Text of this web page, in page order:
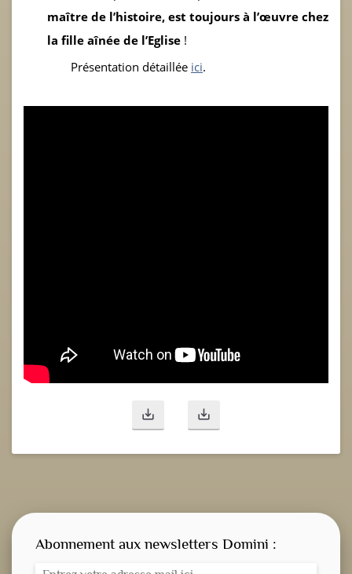
maître de l’histoire, est toujours à l’œuvre chez
la fille aînée de l’Eglise !
Présentation détaillée ici.
save_alt save_alt
Abonnement aux newsletters Domini :